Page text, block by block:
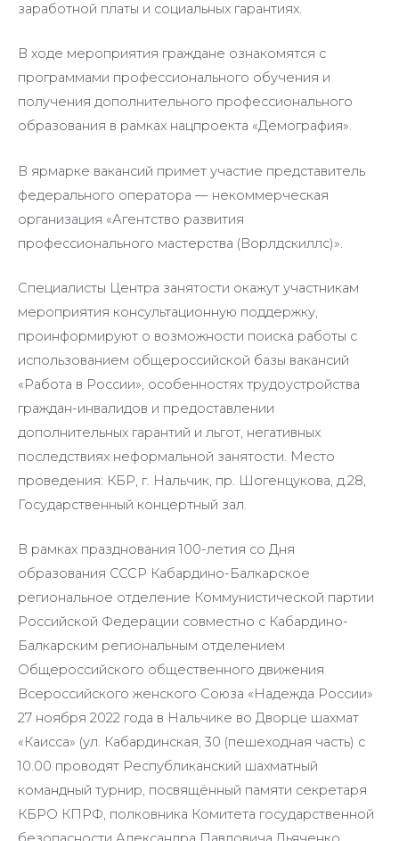
заработной платы и социальных гарантиях.
В ходе мероприятия граждане ознакомятся с
программами профессионального обучения и
получения дополнительного профессионального
образования в рамках нацпроекта «Демография».
В ярмарке вакансий примет участие представитель
федерального оператора — некоммерческая
организация «Агентство развития
профессионального мастерства (Ворлдскиллс)».
Специалисты Центра занятости окажут участникам
мероприятия консультационную поддержку,
проинформируют о возможности поиска работы с
использованием общероссийской базы вакансий
«Работа в России», особенностях трудоустройства
граждан-инвалидов и предоставлении
дополнительных гарантий и льгот, негативных
последствиях неформальной занятости. Место
проведения: КБР, г. Нальчик, пр. Шогенцукова, д.28,
Государственный концертный зал.
В рамках празднования 100-летия со Дня
образования СССР Кабардино-Балкарское
региональное отделение Коммунистической партии
Российской Федерации совместно с Кабардино-
Балкарским региональным отделением
Общероссийского общественного движения
Всероссийского женского Союза «Надежда России»
27 ноября 2022 года в Нальчике во Дворце шахмат
«Каисса» (ул. Кабардинская, 30 (пешеходная часть) с
10.00 проводят Республиканский шахматный
командный турнир, посвящённый памяти секретаря
КБРО КПРФ, полковника Комитета государственной